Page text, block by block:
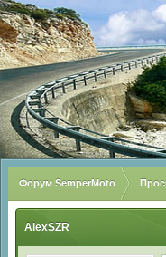
Форум SemperMoto
AlexSZR